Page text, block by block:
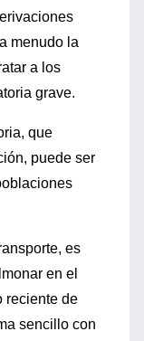
menudo la
a los
grave.
que
puede ser
es
en el
reciente de
sencillo con